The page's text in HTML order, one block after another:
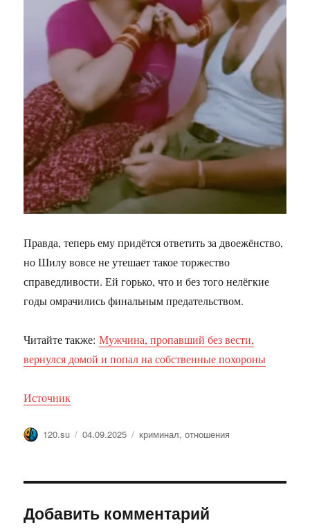
Правда, теперь ему придётся ответить за двоежёнство,
но Шилу вовсе не утешает такое торжество
справедливости. Ей горько, что и без того нелёгкие
годы омрачились финальным предательством.
Читайте также:Мужчина, пропавший без вести,
вернулся домой и попал на собственные похороны
Источник
Автор
120.su Опубликовано
04.09.2025 Метки
криминал,отношения
Добавить комментарий